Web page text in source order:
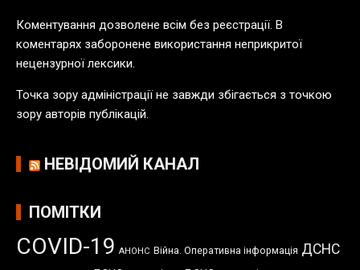
Коментування дозволене всім без реєстрації. В
коментарях заборонене використання неприкритої
нецензурної лексики.
Точка зору адміністрації не завжди збігається з точкою
зору авторів публікацій.
НЕВІДОМИЙ КАНАЛ
ПОМІТКИ
COVID-19 АНОНС Війна. Оперативна інформація ДСНС